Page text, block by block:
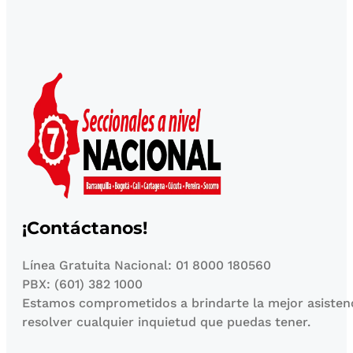
¡Contáctanos!
Línea Gratuita Nacional: 01 8000 180560
PBX: (601) 382 1000
Estamos comprometidos a brindarte la mejor
resolver cualquier inquietud que puedas tener.